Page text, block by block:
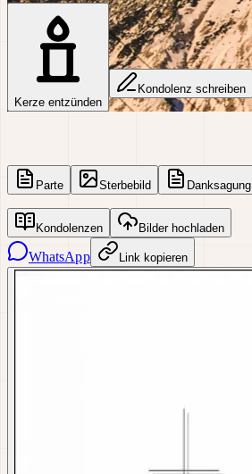
Kerze entzünden
Kondolenz schreiben
Parte Sterbebild
Danksagung
Kondolenzen Bilder hochladen
WhatsApp Link kopieren